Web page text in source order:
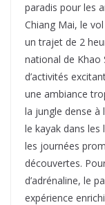
paradis pour les
Chiang Mai, le
un trajet de 2
national de Khao
d’activités
une ambiance
la jungle dense à
le kayak dans les
les journées
découvertes.
d’adrénaline, le
expérience